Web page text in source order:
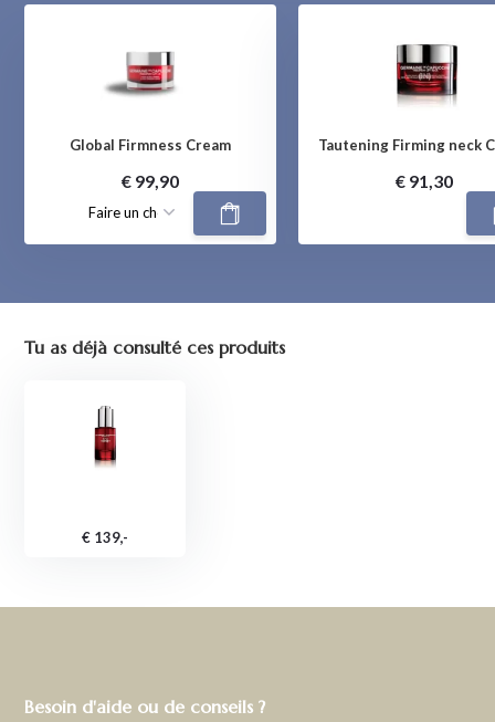
Global Firmness Cream
€ 99,90
Tautening Firming neck
€ 91,30
Tu as déjà consulté ces produits
€ 139,-
Besoin d'aide ou de conseils ?